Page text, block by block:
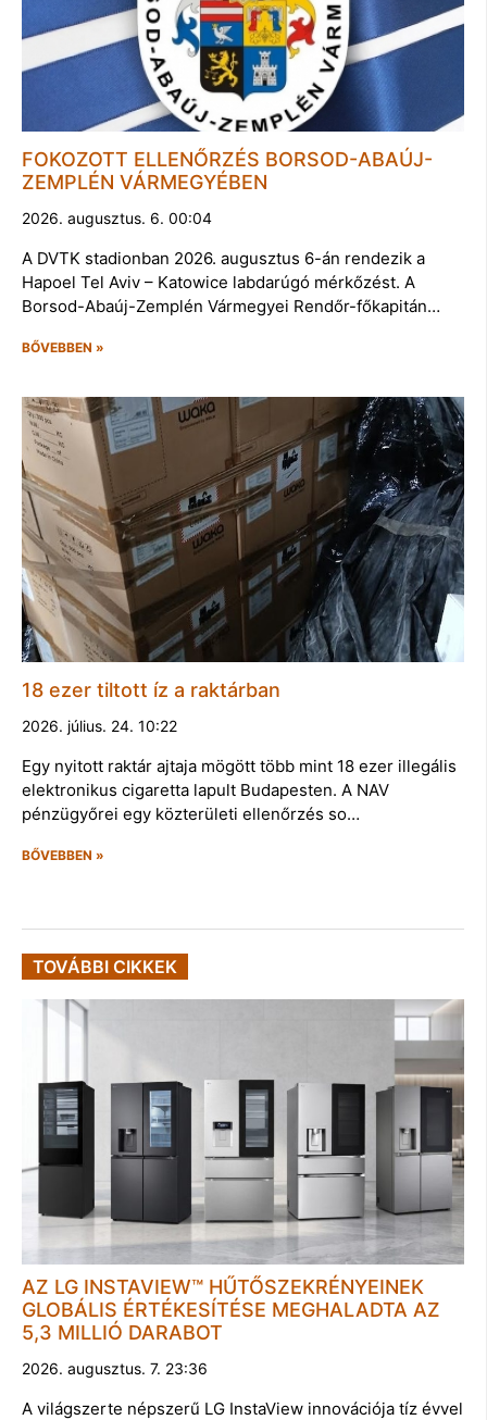
FOKOZOTT ELLENŐRZÉS BORSOD-ABAÚJ-
ZEMPLÉN VÁRMEGYÉBEN
2026. augusztus. 6. 00:04
A DVTK stadionban 2026. augusztus 6-án rendezik a
Hapoel Tel Aviv – Katowice labdarúgó mérkőzést. A
Borsod-Abaúj-Zemplén Vármegyei Rendőr-főkapitán…
BŐVEBBEN »
18 ezer tiltott íz a raktárban
2026. július. 24. 10:22
Egy nyitott raktár ajtaja mögött több mint 18 ezer illegális
elektronikus cigaretta lapult Budapesten. A NAV
pénzügyőrei egy közterületi ellenőrzés so…
BŐVEBBEN »
TOVÁBBI CIKKEK
AZ LG INSTAVIEW™ HŰTŐSZEKRÉNYEINEK
GLOBÁLIS ÉRTÉKESÍTÉSE MEGHALADTA AZ
5,3 MILLIÓ DARABOT
2026. augusztus. 7. 23:36
A világszerte népszerű LG InstaView innovációja tíz évvel